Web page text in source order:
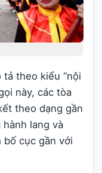
theo kiểu “nội
này, các tòa
theo dạng gần
hành lang và
bố cục gần với